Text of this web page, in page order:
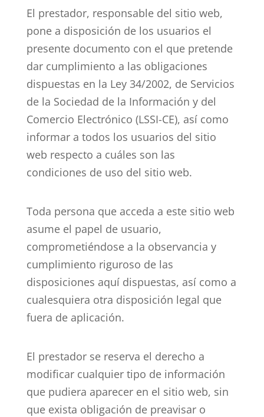
El prestador, responsable del sitio web,
pone a disposición de los usuarios el
presente documento con el que pretende
dar cumplimiento a las obligaciones
dispuestas en la Ley 34/2002, de Servicios
de la Sociedad de la Información y del
Comercio Electrónico (LSSI-CE), así como
informar a todos los usuarios del sitio
web respecto a cuáles son las
condiciones de uso del sitio web.
Toda persona que acceda a este sitio web
asume el papel de usuario,
comprometiéndose a la observancia y
cumplimiento riguroso de las
disposiciones aquí dispuestas, así como a
cualesquiera otra disposición legal que
fuera de aplicación.
El prestador se reserva el derecho a
modificar cualquier tipo de información
que pudiera aparecer en el sitio web, sin
que exista obligación de preavisar o